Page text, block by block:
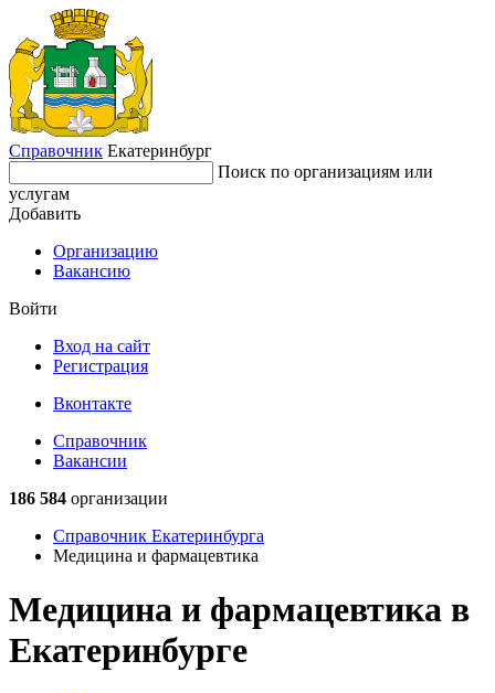
Справочник Екатеринбург
Поиск по организациям или
услугам
Добавить
Организацию
Вакансию
Войти
Вход на сайт
Регистрация
Вконтакте
Справочник
Вакансии
186 584 организации
Справочник Екатеринбурга
Медицина и фармацевтика
Медицина и фармацевтика в
Екатеринбурге